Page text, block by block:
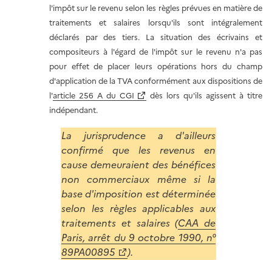
l'impôt sur le revenu selon les règles prévues en matière de
traitements et salaires lorsqu'ils sont intégralement
déclarés par des tiers. La situation des écrivains et
compositeurs à l'égard de l'impôt sur le revenu n'a pas
pour effet de placer leurs opérations hors du champ
d'application de la TVA conformément aux dispositions de
l'article 256 A du CGI
dès lors qu'ils agissent à titre
indépendant.
La jurisprudence a d'ailleurs
confirmé que les revenus en
cause demeuraient des bénéfices
non commerciaux même si la
base d'imposition est déterminée
selon les règles applicables aux
traitements et salaires (CAA de
Paris, arrêt du 9 octobre 1990, n°
89PA00895
).